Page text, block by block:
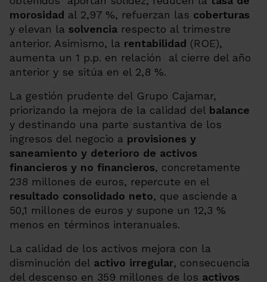
morosidad al 2,97 %, refuerzan las coberturas
y elevan la solvencia respecto al trimestre
anterior. Asimismo, la rentabilidad (ROE),
aumenta un 1 p.p. en relación al cierre del año
anterior y se sitúa en el 2,8 %.
La gestión prudente del Grupo Cajamar,
priorizando la mejora de la calidad del balance
y destinando una parte sustantiva de los
ingresos del negocio a provisiones y
saneamiento y deterioro de activos
financieros y no financieros, concretamente
238 millones de euros, repercute en el
resultado consolidado neto, que asciende a
50,1 millones de euros y supone un 12,3 %
menos en términos interanuales.
La calidad de los activos mejora con la
disminución del activo irregular, consecuencia
del descenso en 359 millones de los activos